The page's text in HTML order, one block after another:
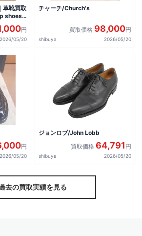
革靴買取
shoes]
円
2026/05/20
チャーチ/Church's
買取価格 98,000円
shibuya 2026/05/20
円
2026/05/20
ジョンロブ/John Lobb
買取価格 64,791 円
shibuya 2026/05/20
去の買取実績を見る